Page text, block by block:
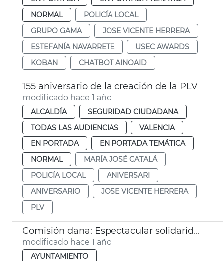
NORMAL
POLICÍA LOCAL
GRUPO GAMA
JOSE VICENTE HERRERA
ESTEFANÍA NAVARRETE
USEC AWARDS
KOBAN
CHATBOT AINOAID
155 aniversario de la creación de la PLV
modificado hace 1 año
ALCALDÍA
SEGURIDAD CIUDADANA
TODAS LAS AUDIENCIAS
VALENCIA
EN PORTADA
EN PORTADA TEMÁTICA
NORMAL
MARÍA JOSÉ CATALÁ
POLICÍA LOCAL
ANIVERSARI
ANIVERSARIO
JOSE VICENTE HERRERA
PLV
Comisión dana: Espectacular solidaridad cuerpos policía local
modificado hace 1 año
AYUNTAMIENTO